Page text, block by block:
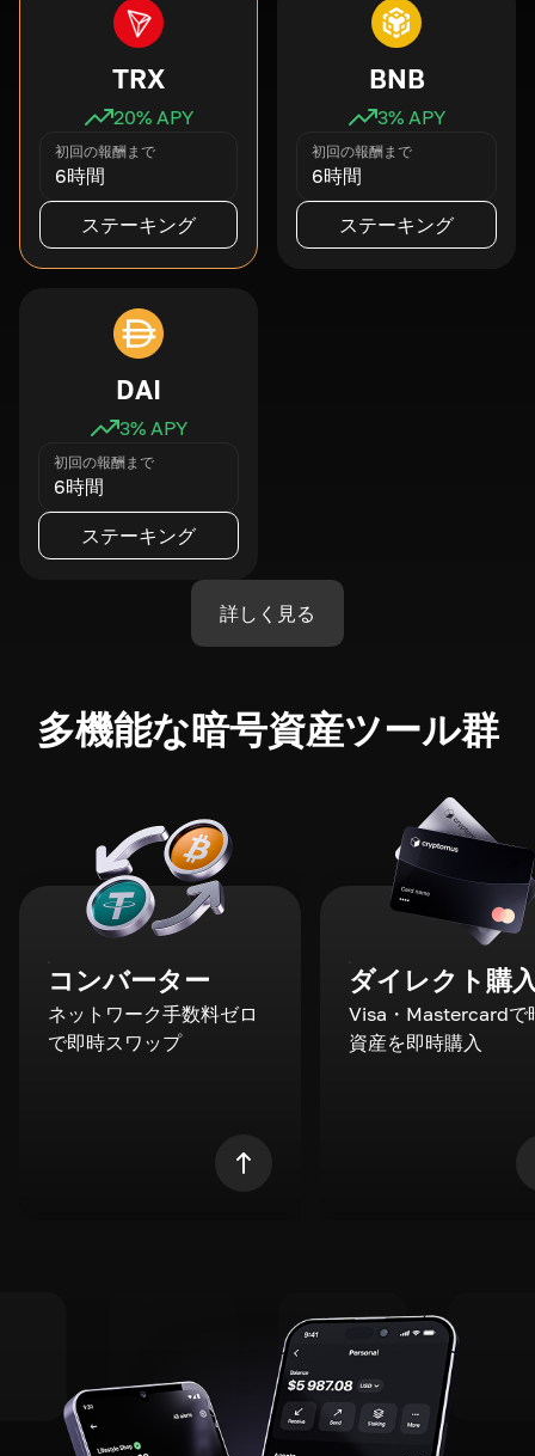
TRX
20% APY
初回の報酬まで
6時間
ステーキング
BNB
3% APY
初回の報酬まで
6時間
ステーキング
DAI
3% APY
初回の報酬まで
6時間
ステーキング
詳しく見る
多機能な暗号資産ツール群
コンバーター
ネットワーク手数料ゼロ
で即時スワップ
ダイレクト購
Visa・Mastercardで
資産を即時購入